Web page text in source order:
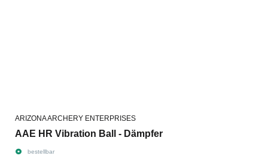
ARIZONA ARCHERY ENTERPRISES
AAE HR Vibration Ball - Dämpfer
bestellbar